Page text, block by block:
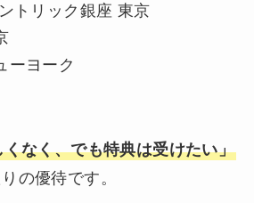
トリック銀座 東京
ーヨーク
なく、でも特典は受けたい」
の優待です。